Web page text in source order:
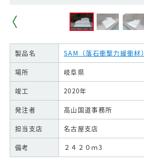
製品名 SAM（落石衝撃力緩衝材）
場所 岐阜県
竣工 2020年
発注者 高山国道事務所
担当支店 名古屋支店
備考 ２４２０ｍ3